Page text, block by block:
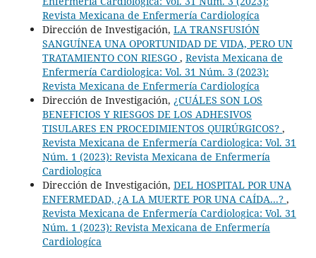
Revista Mexicana de Enfermería Cardiologíca
Dirección de Investigación, LA TRANSFUSIÓN
SANGUÍNEA UNA OPORTUNIDAD DE VIDA, PERO UN
TRATAMIENTO CON RIESGO , Revista Mexicana de
Enfermería Cardiologica: Vol. 31 Núm. 3 (2023):
Revista Mexicana de Enfermería Cardiologíca
Dirección de Investigación, ¿CUÁLES SON LOS
BENEFICIOS Y RIESGOS DE LOS ADHESIVOS
TISULARES EN PROCEDIMIENTOS QUIRÚRGICOS? ,
Revista Mexicana de Enfermería Cardiologica: Vol. 31
Núm. 1 (2023): Revista Mexicana de Enfermería
Cardiologíca
Dirección de Investigación, DEL HOSPITAL POR UNA
ENFERMEDAD, ¿A LA MUERTE POR UNA CAÍDA...? ,
Revista Mexicana de Enfermería Cardiologica: Vol. 31
Núm. 1 (2023): Revista Mexicana de Enfermería
Cardiologíca